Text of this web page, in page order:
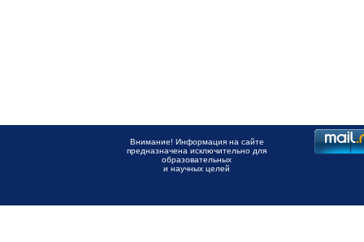
Внимание! Информация на сайте
предназначена исключительно для
образовательных
и научных целей